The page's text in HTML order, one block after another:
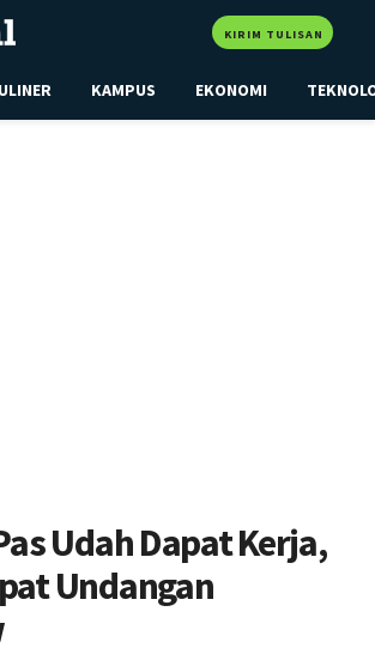
KIRIM TULISAN
KAMPUS EKONOMI
Udah Dapat Kerja,
Undangan